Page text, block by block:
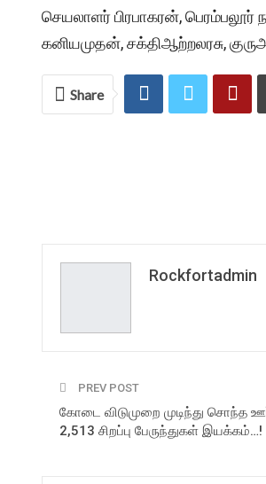
செயலாளர் பிரபாகரன்,
கனியமுதன், சக்திஆற்றலரசு,
Share
Rockfortadmin
PREV POST
கோடை விடுமுறை முடிந்து சொந்த
2,513 சிறப்பு பேருந்துகள் இயக்கம்…!